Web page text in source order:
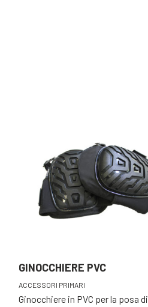
GINOCCHIERE PVC
ACCESSORI PRIMARI
Ginocchiere in PVC per la posa di